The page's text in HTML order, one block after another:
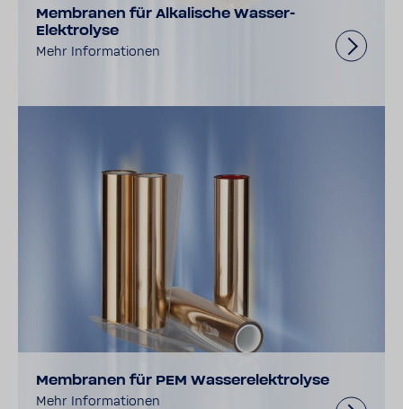
Membranen für Alkalische Wasser-
Elektrolyse
Mehr Informationen
Membranen für PEM Wasserelektrolyse
Mehr Informationen